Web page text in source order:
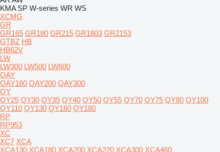
KMA SP W-series WR WS
XCMG
GR
GR165 GR180 GR215 GR1803 GR2153
GTBZ HB
HB62V
LW
LW300 LW500 LW600
QAY
QAY160 QAY200 QAY300
QY
QY25 QY30 QY35 QY40 QY50 QY55 QY70 QY75 QY80 QY100
QY110 QY130 QY160 QY180
RP
RP953
XC
XC7 XCA
XCA130 XCA180 XCA200 XCA220 XCA300 XCA460